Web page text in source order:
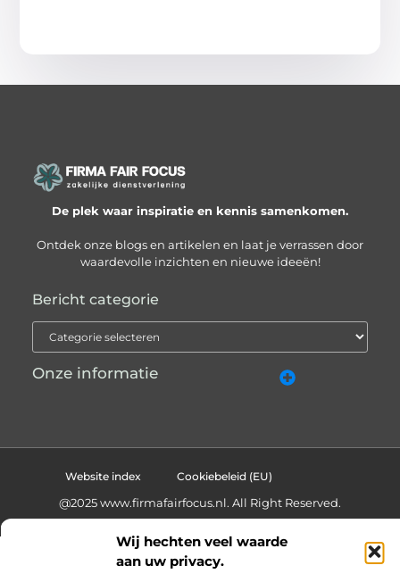
Wij hechten veel waarde
aan uw privacy.
De plek waar inspiratie en kennis samenkomen.
Ontdek onze blogs en artikelen en laat je verrassen door
waardevolle inzichten en nieuwe ideeën!
Bericht categorie
Onze informatie
Website index Cookiebeleid (EU)
@2025 www.firmafairfocus.nl. All Right Reserved.